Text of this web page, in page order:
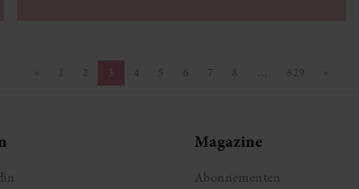
Vorige pagina
« Pagina
1 Pagina
2 Pagina
3 Pagina
4 Pagina
5 Pagina
6 Pagina
7 Pagina
8 Pagina
829 »
Magazine
Abonnementen